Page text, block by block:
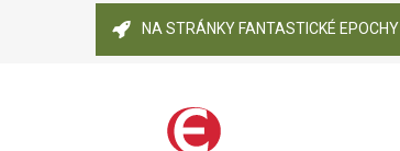
NA STRÁNKY FANTASTICKÉ EPOCHY